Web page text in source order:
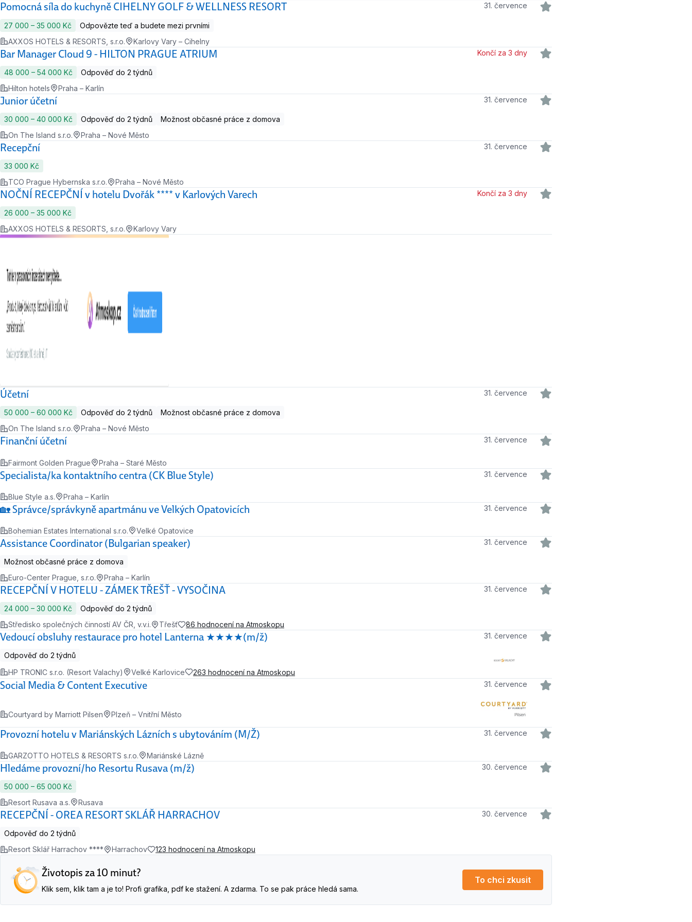
Pomocná síla do kuchyně CIHELNY GOLF & WELLNESS RESORT 31. července
27 000 ‍–‍ 35 000 Kč
Odpovězte teď a budete mezi prvními
AXXOS HOTELS & RESORTS, s.r.o.
Karlovy Vary – Cihelny
Bar Manager Cloud 9 - HILTON PRAGUE ATRIUM Končí za 3 dny
48 000 ‍–‍ 54 000 Kč
Odpověď do 2 týdnů
Hilton hotels
Praha – Karlín
Junior účetní 31. července
30 000 ‍–‍ 40 000 Kč Odpověď do 2 týdnů
Možnost občasné práce z domova
On The Island s.r.o.
Praha – Nové Město
Recepční 31. července
33 000 Kč
TCO Prague Hybernska s.r.o.
Praha – Nové Město
NOČNÍ RECEPČNÍ v hotelu Dvořák **** v Karlových Varech Končí za 3 dny
26 000 ‍–‍ 35 000 Kč
AXXOS HOTELS & RESORTS, s.r.o.
Karlovy Vary
Účetní 31. července
50 000 ‍–‍ 60 000 Kč Odpověď do 2 týdnů
Možnost občasné práce z domova
On The Island s.r.o.
Praha – Nové Město
Finanční účetní 31. července
Fairmont Golden Prague Praha – Staré Město
Specialista/ka kontaktního centra (CK Blue Style) 31. července
Blue Style a.s. Praha – Karlín
🏡 Správce/správkyně apartmánu ve Velkých Opatovicích 31. července
Bohemian Estates International s.r.o. Velké Opatovice
Assistance Coordinator (Bulgarian speaker) 31. července
Možnost občasné práce z domova
Euro-Center Prague, s.r.o.
Praha – Karlín
RECEPČNÍ V HOTELU - ZÁMEK TŘEŠŤ - VYSOČINA 31. července
24 000 ‍–‍ 30 000 Kč
Odpověď do 2 týdnů
Středisko společných činností AV ČR, v.v.i.
Třešť 86 hodnocení na Atmoskopu
Vedoucí obsluhy restaurace pro hotel Lanterna ★★★★(m/ž) 31. července
Odpověď do 2 týdnů
HP TRONIC s.r.o. (Resort Valachy)
Velké Karlovice 263 hodnocení na Atmoskopu
Social Media & Content Executive 31. července
Courtyard by Marriott Pilsen Plzeň – Vnitřní Město
Provozní hotelu v Mariánských Lázních s ubytováním (M/Ž) 31. července
GARZOTTO HOTELS & RESORTS s.r.o. Mariánské Lázně
Hledáme provozní/ho Resortu Rusava (m/ž) 30. července
50 000 ‍–‍ 65 000 Kč
Resort Rusava a.s.
Rusava
RECEPČNÍ - OREA RESORT SKLÁŘ HARRACHOV 30. července
Odpověď do 2 týdnů
Resort Sklář Harrachov ****
Harrachov 123 hodnocení na Atmoskopu
Životopis za 10 minut?
Klik sem, klik tam a je to! Profi grafika, pdf ke stažení. A zdarma. To se pak práce hledá sama.
To chci zkusit